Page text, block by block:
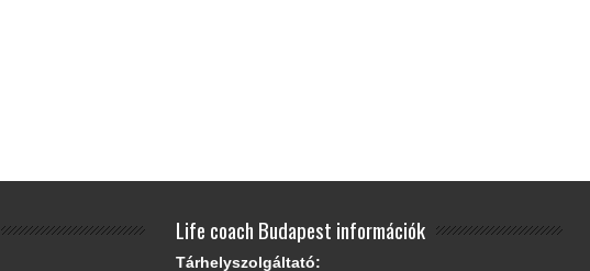
Life coach Budapest információk
Tárhelyszolgáltató: